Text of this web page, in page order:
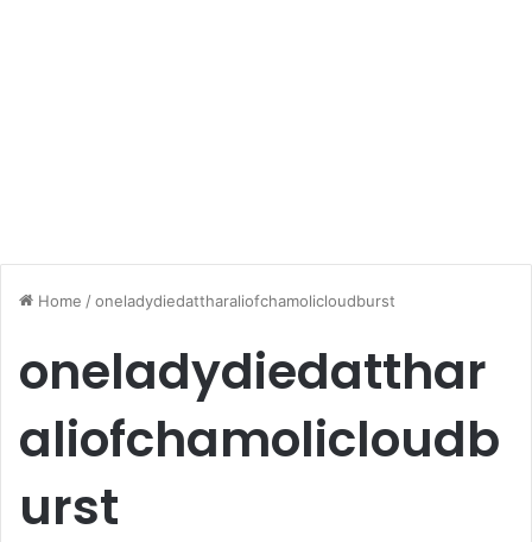
Home /oneladydiedattharaliofchamolicloudburst
oneladydiedatthar
aliofchamolicloudb
urst